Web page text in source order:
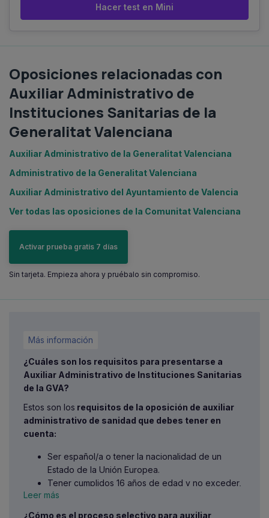
Hacer test en Mini
Oposiciones relacionadas con
Auxiliar Administrativo de
Instituciones Sanitarias de la
Generalitat Valenciana
Auxiliar Administrativo de la Generalitat Valenciana
Administrativo de la Generalitat Valenciana
Auxiliar Administrativo del Ayuntamiento de Valencia
Ver todas las oposiciones de la Comunitat Valenciana
Activar prueba gratis 7 días
Sin tarjeta. Empieza ahora y pruébalo sin compromiso.
Más información
¿Cuáles son los requisitos para presentarse a
Auxiliar Administrativo de Instituciones Sanitarias
de la GVA?
Estos son los requisitos de la oposición de auxiliar
administrativo de sanidad que debes tener en
cuenta:
Ser español/a o tener la nacionalidad de un
Estado de la Unión Europea.
Tener cumplidos 16 años de edad y no exceder,
en su caso, de la edad máxima de jubilación
Leer más
¿Cómo es el proceso selectivo para auxiliar